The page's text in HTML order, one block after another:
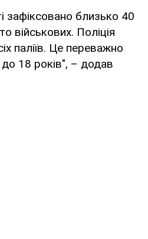
зафіксовано близько 40
військових. Поліція
паліїв. Це переважно
18 років", – додав